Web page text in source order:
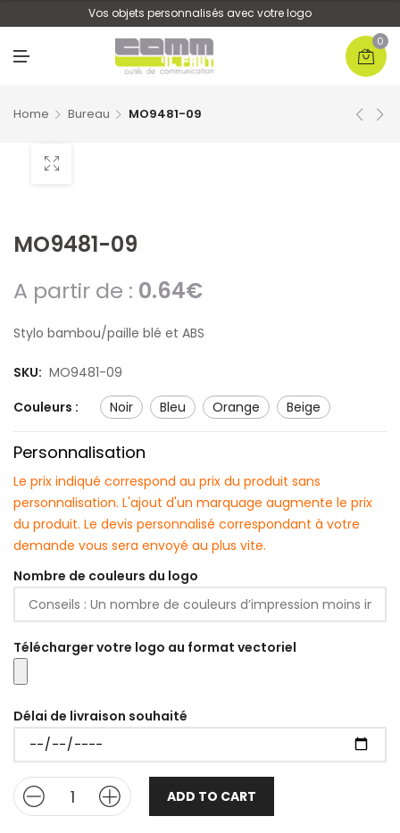
Vos objets personnalisés avec votre logo
0
Home Bureau MO9481-09
MO9481-09
A partir de : 0.64€
Stylo bambou/paille blé et ABS
SKU: MO9481-09
Couleurs :
noir bleu orange beige
Personnalisation
Le prix indiqué correspond au prix du produit sans
personnalisation. L'ajout d'un marquage augmente le prix
du produit. Le devis personnalisé correspondant à votre
demande vous sera envoyé au plus vite.
Nombre de couleurs du logo
Télécharger votre logo au format vectoriel
Délai de livraison souhaité
ADD TO CART